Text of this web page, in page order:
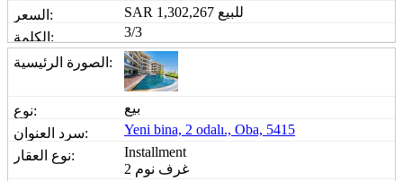
SAR 1,302,267 للبيع
3/3
بيع
Yeni bina, 2 odalı., Oba, 5415
Installment
2 غرف نوم